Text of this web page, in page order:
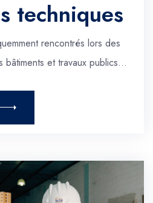
techniques
rencontrés lors des
bâtiments et travaux publics…